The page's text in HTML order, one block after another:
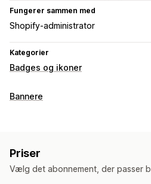
Fungerer sammen med
Shopify-administrator
Kategorier
Badges og ikoner
Ikontyper
Tilpasning
Bannere
Priser
Vælg det abonnement, der passer